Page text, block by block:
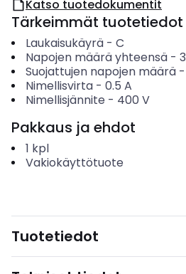
Katso tuotedokumentit
Tärkeimmät tuotetiedot
Laukaisukäyrä- C
Napojen määrä yhteensä- 3
Suojattujen napojen määrä-
Nimellisvirta- 0.5 A
Nimellisjännite - 400 V
Pakkaus ja ehdot
1 kpl
Vakiokäyttötuote
Tuotetiedot